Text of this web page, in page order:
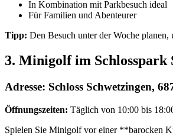
In Kombination mit Parkbesuch ideal
Für Familien und Abenteurer
Tipp: Den Besuch unter der Woche
3. Minigolf im Schlosspark
Adresse: Schloss Schwetzingen,
Öffnungszeiten: Täglich von 10:00 bis
Spielen Sie Minigolf vor einer **barocken